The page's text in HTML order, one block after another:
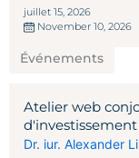
juillet 15, 2026
November 10, 2026
Événements
Atelier web
Dr. iur. Alexander